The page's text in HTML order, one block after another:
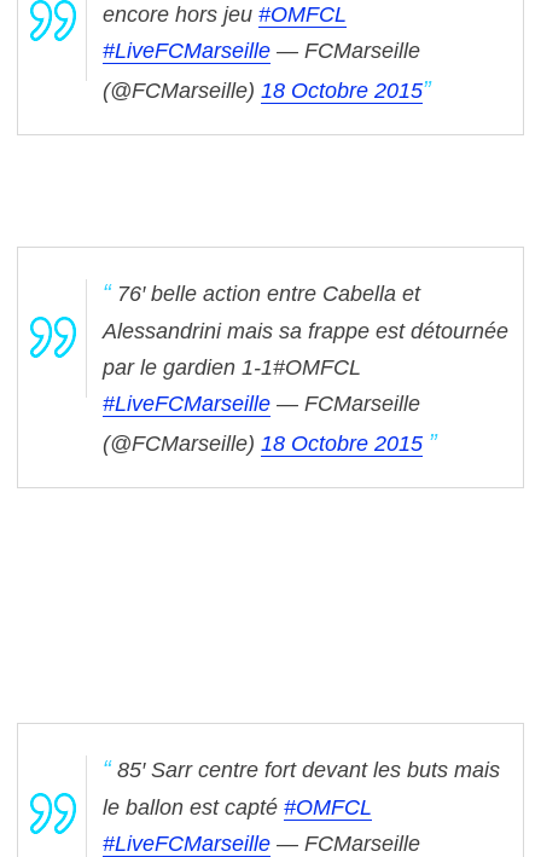
encore hors jeu #OMFCL
#LiveFCMarseille — FCMarseille
(@FCMarseille) 18 Octobre 2015
76′ belle action entre Cabella et
Alessandrini mais sa frappe est détournée
par le gardien 1-1#OMFCL
#LiveFCMarseille — FCMarseille
(@FCMarseille) 18 Octobre 2015
85′ Sarr centre fort devant les buts mais
le ballon est capté #OMFCL
#LiveFCMarseille — FCMarseille